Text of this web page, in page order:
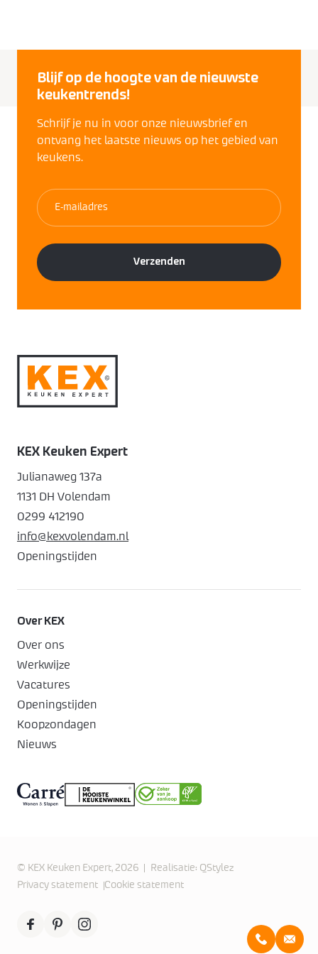
Blijf op de hoogte van de nieuwste
keukentrends!
Schrijf je nu in voor onze nieuwsbrief en
ontvang het laatste nieuws op het gebied van
keukens.
Over KEX
Over ons
Werkwijze
Vacatures
Openingstijden
Koopzondagen
Nieuws
KEX Keuken Expert
Julianaweg 137a
1131 DH Volendam
0299 412190
info@kexvolendam.nl
Openingstijden
© KEX Keuken Expert, 2026 Realisatie: QStylez
Privacy statement
Cookie statement